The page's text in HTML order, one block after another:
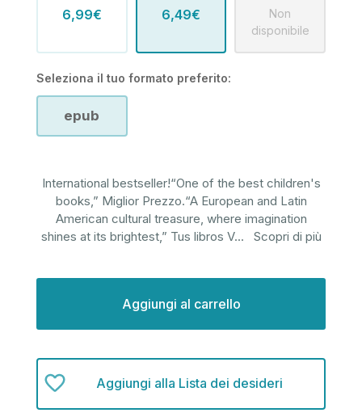
6,99€ 6,49€
Non
disponibile
Seleziona il tuo formato preferito:
epub
International bestseller!“One of the best children's
books,” Miglior Prezzo.“A European and Latin
American cultural treasure, where imagination
shines at its brightest,” Tus libros V... Scopri di più
Aggiungi alla Lista dei desideri